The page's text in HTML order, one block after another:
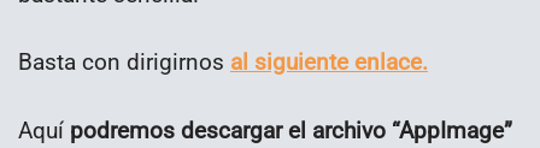
Basta con dirigirnos al siguiente enlace.
Aquí podremos descargar el archivo “AppImage”